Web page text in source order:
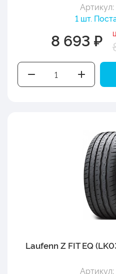
1 шт.
8 693 ₽
Laufenn Z FIT EQ